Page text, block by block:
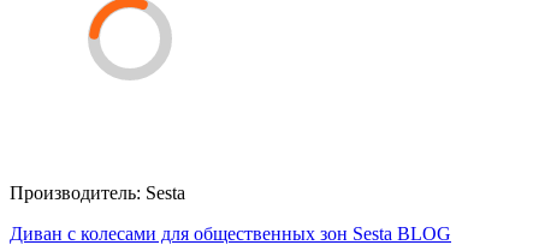
Производитель: Sesta
Диван с колесами для общественных зон Sesta BLOG